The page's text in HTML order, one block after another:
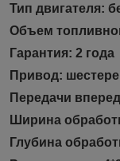
Тип двигателя:
Объем
Гарантия: 2 года
Привод:
Передачи
Ширина
Глубина